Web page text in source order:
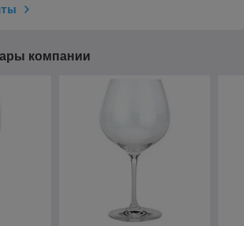
компании